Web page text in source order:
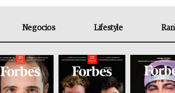
Negocios Lifestyle